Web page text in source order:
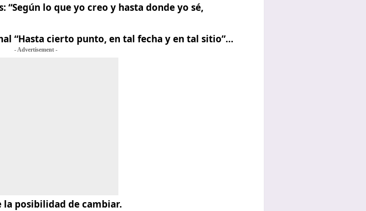
“Según lo que yo creo y hasta donde yo sé,
“Hasta cierto punto, en tal fecha y en tal sitio”…
- Advertisement -
la posibilidad de cambiar.